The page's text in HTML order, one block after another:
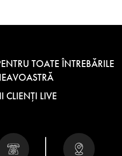
TOATE ÎNTREBĂRILE
CLIENȚI LIVE